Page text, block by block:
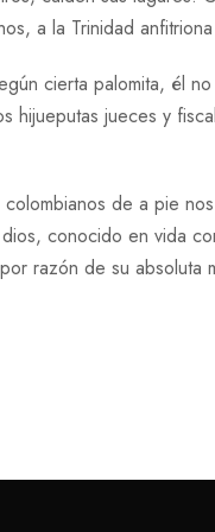
a la Trinidad
cierta palomita, él
hijueputas jueces y
de a pie
conocido en vida
razón de su absoluta